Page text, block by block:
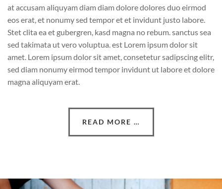
at accusam aliquyam diam diam dolore dolores duo eirmod
eos erat, et nonumy sed tempor et et invidunt justo labore.
Stet clita ea et gubergren, kasd magna no rebum. sanctus sea
sed takimata ut vero voluptua. est Lorem ipsum dolor sit
amet. Lorem ipsum dolor sit amet, consetetur sadipscing elitr,
sed diam nonumy eirmod tempor invidunt ut labore et dolore
magna aliquyam erat.
READ MORE …